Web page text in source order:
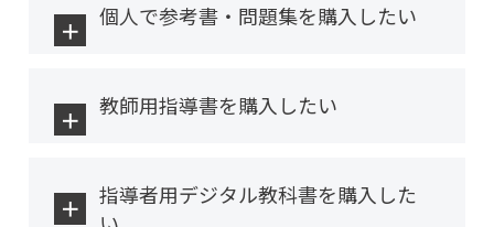
個人で参考書・問題集を購入したい
教師用指導書を購入したい
指導者用デジタル教科書を購入した